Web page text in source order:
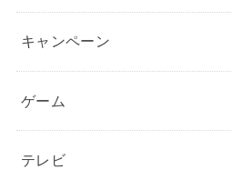
キャンペーン
ゲーム
テレビ